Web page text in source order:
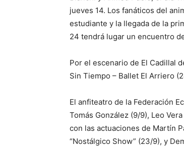
jueves 14. Los fanáticos del
estudiante y la llegada de la
24 tendrá lugar un encuentro
Por el escenario de El Cadillal
Sin Tiempo – Ballet El Arriero
El anfiteatro de la Federación
Tomás González (9/9), Leo
con las actuaciones de Martín
“Nostálgico Show” (23/9), y